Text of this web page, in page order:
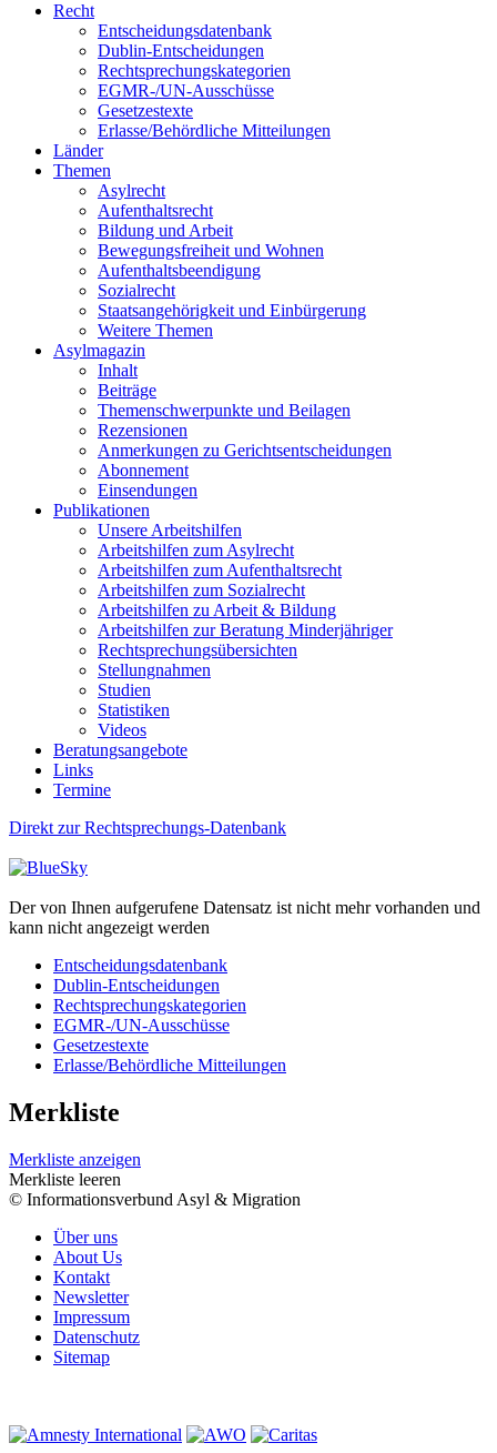
Recht
Entscheidungsdatenbank
Dublin-Entscheidungen
Rechtsprechungskategorien
EGMR-/UN-Ausschüsse
Gesetzestexte
Erlasse/Behördliche Mitteilungen
Länder
Themen
Asylrecht
Aufenthaltsrecht
Bildung und Arbeit
Bewegungsfreiheit und Wohnen
Aufenthaltsbeendigung
Sozialrecht
Staatsangehörigkeit und Einbürgerung
Weitere Themen
Asylmagazin
Inhalt
Beiträge
Themenschwerpunkte und Beilagen
Rezensionen
Anmerkungen zu Gerichtsentscheidungen
Abonnement
Einsendungen
Publikationen
Unsere Arbeitshilfen
Arbeitshilfen zum Asylrecht
Arbeitshilfen zum Aufenthaltsrecht
Arbeitshilfen zum Sozialrecht
Arbeitshilfen zu Arbeit & Bildung
Arbeitshilfen zur Beratung Minderjähriger
Rechtsprechungsübersichten
Stellungnahmen
Studien
Statistiken
Videos
Beratungsangebote
Links
Termine
Direkt zur Rechtsprechungs-Datenbank
Der von Ihnen aufgerufene Datensatz ist nicht mehr vorhanden und
kann nicht angezeigt werden
Entscheidungsdatenbank
Dublin-Entscheidungen
Rechtsprechungskategorien
EGMR-/UN-Ausschüsse
Gesetzestexte
Erlasse/Behördliche Mitteilungen
Merkliste
Merkliste anzeigen
Merkliste leeren
© Informationsverbund Asyl & Migration
Über uns
About Us
Kontakt
Newsletter
Impressum
Datenschutz
Sitemap